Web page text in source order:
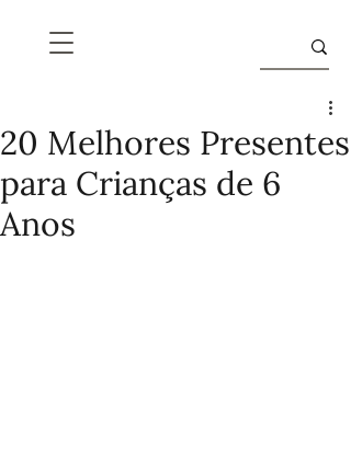
20 Melhores Presentes
para Crianças de 6
Anos